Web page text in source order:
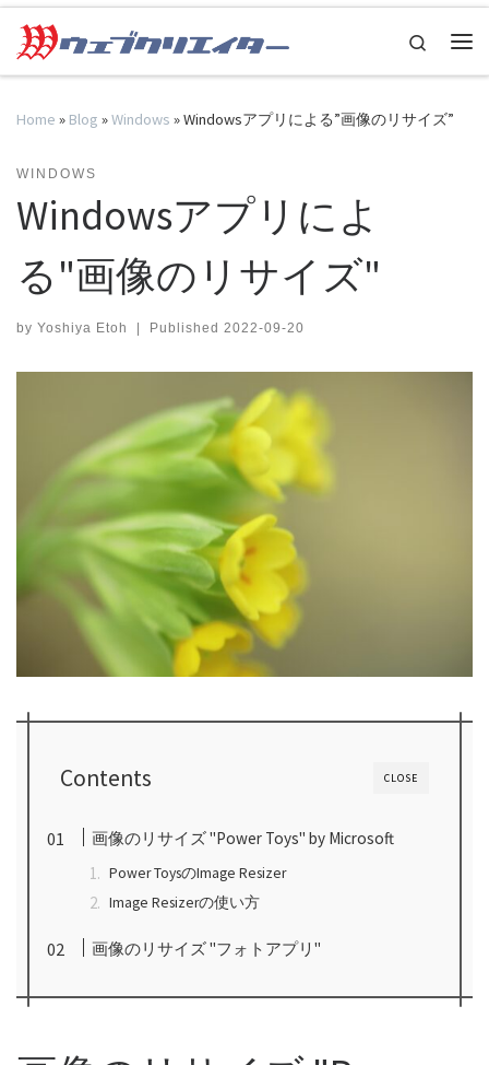
Skip to content
Search
Home » Blog »Windows »Windowsアプリによる”画像のリサイズ”
WINDOWS
Windowsアプリによ
る"画像のリサイズ"
by Yoshiya Etoh | Published 2022-09-20
CLOSE
Contents
画像のリサイズ "Power Toys" by Microsoft
Power ToysのImage Resizer
Image Resizerの使い方
画像のリサイズ "フォトアプリ"